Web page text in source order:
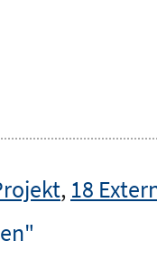
, 18